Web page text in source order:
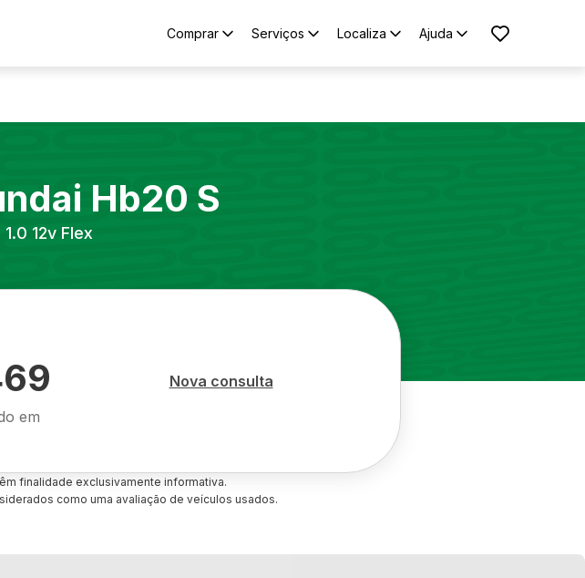
Comprar Serviços Localiza Ajuda
Hb20 S
12v Flex
em
Nova consulta
finalidade exclusivamente informativa.
como uma avaliação de veículos usados.